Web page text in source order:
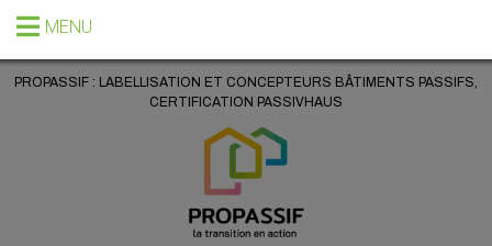
MENU
PROPASSIF : LABELLISATION ET CONCEPTEURS BÂTIMENTS PASSIFS,
CERTIFICATION PASSIVHAUS